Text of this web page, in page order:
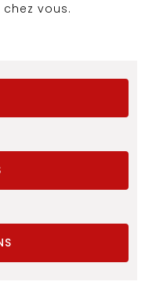
vous.